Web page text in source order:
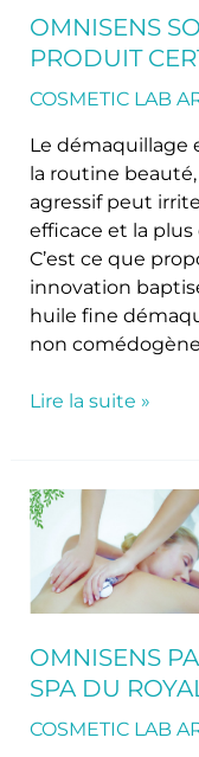
OMNISENS
PRODUIT
COSMETIC LAB
Le démaquillage
la routine
agressif peut
efficace et la
C’est ce que
innovation
huile fine
non
certifié
BIO
Lire la suite »
OMNISENS
SPA DU
COSMETIC LAB
Omnisens
partenaire
sublime
Spa
du
Royal
Evian
5*